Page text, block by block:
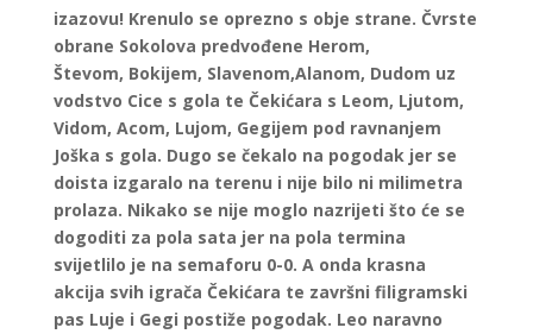
izazovu! Krenulo se oprezno s obje strane. Čvrste
obrane Sokolova predvođene Herom,
Števom, Bokijem, Slavenom,Alanom, Dudom uz
vodstvo Cice s gola te Čekićara s Leom, Ljutom,
Vidom, Acom, Lujom, Gegijem pod ravnanjem
Joška s gola. Dugo se čekalo na pogodak jer se
doista izgaralo na terenu i nije bilo ni milimetra
prolaza. Nikako se nije moglo nazrijeti što će se
dogoditi za pola sata jer na pola termina
svijetlilo je na semaforu 0-0. A onda krasna
akcija svih igrača Čekićara te završni filigramski
pas Luje i Gegi postiže pogodak. Leo naravno